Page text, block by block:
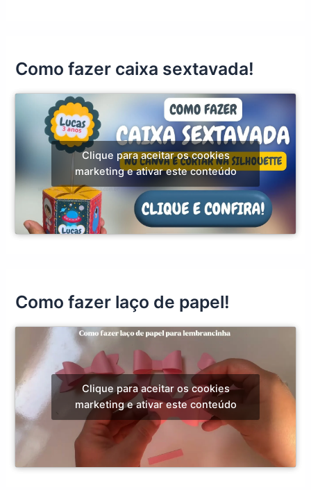
Como fazer caixa sextavada!
Clique para aceitar os cookies
marketing e ativar este conteúdo
Como fazer laço de papel!
Clique para aceitar os cookies
marketing e ativar este conteúdo